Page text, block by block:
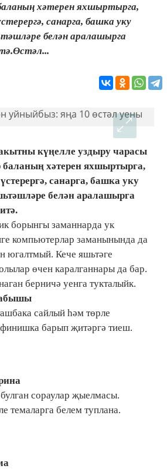
хәтерен яхшыртырга,
санарга, башка уку
белән аралашырга
күңелле уздыру чарасы
баланың хәтерен яхшыртырга,
санарга, башка уку
белән аралашырга
борынгы заманнарда ук
компьютерлар заманынында да
югалтмый. Кече яшьтәге
өчен каралганнары да бар.
берничә уенга тукталыйк.
сайлый һәм төрле
барып җитәргә тиеш.
сораулар җыелмасы.
темаларга белем туплана.